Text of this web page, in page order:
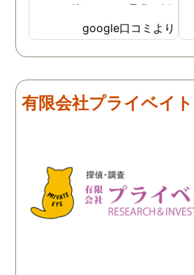
した。 皆さんにも是非お勧
めしたいと思います。
google口コミより
有限会社プライベイ